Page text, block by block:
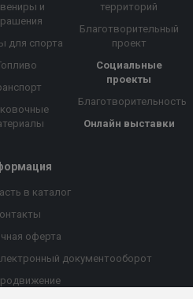
и
для спорта
территорий
Благотворительный
проект
Социальные
проекты
Благотворительность
Онлайн выставки
в каталог
оферта
документооборот